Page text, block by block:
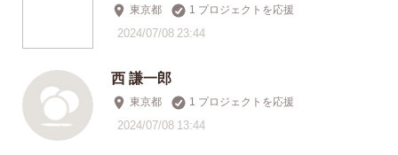
東京都 1 プロジェクトを応援
2024/07/08 23:44
西 謙一郎
東京都 1 プロジェクトを応援
2024/07/08 13:44